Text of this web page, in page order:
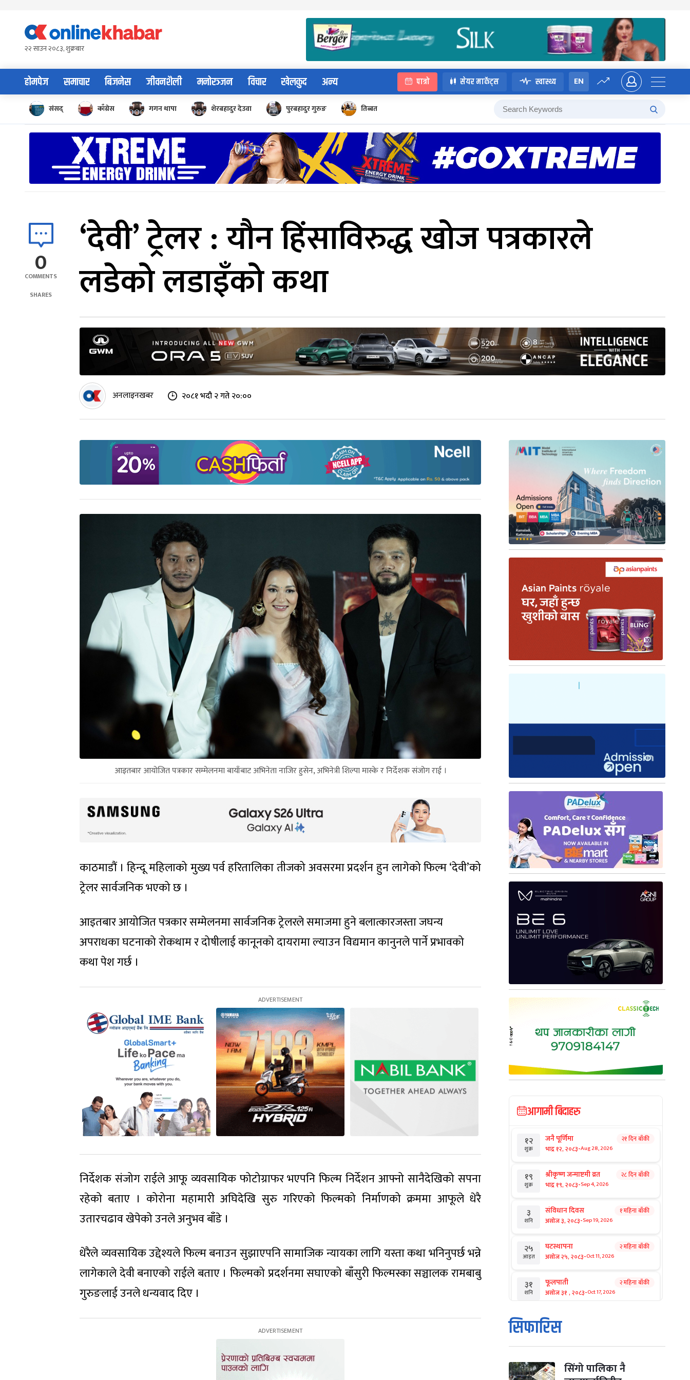
content२२ साउन २०८३, शुक्रबार
होमपेज समाचार बिजनेस जीवनशैली मनोरञ्जन विचार खेलकुद अन्य पात्रो सेयर मार्केट्स स्वास्थ्य EN
संसद् काँग्रेस गगन थापा शेरबहादुर देउवा पुरबहादुर गुरुङ तिब्बत
0
COMMENTS
SHARES
‘देवी’ ट्रेलर : यौन हिंसाविरुद्ध खोज पत्रकारले
लडेको लडाइँको कथा
अनलाइनखबर २०८१ भदौ २ गते २०:००
आइतबार आयोजित पत्रकार सम्मेलनमा बायाँबाट अभिनेता नाजिर हुसेन, अभिनेत्री शिल्पा मास्के र निर्देशक संजोग राई ।
काठमाडौं । हिन्दू महिलाको मुख्य पर्व हरितालिका तीजको अवसरमा प्रदर्शन हुन लागेको फिल्म ‘देवी’को
ट्रेलर सार्वजनिक भएको छ ।
आइतबार आयोजित पत्रकार सम्मेलनमा सार्वजनिक ट्रेलरले समाजमा हुने बलात्कारजस्ता जघन्य
अपराधका घटनाको रोकथाम र दोषीलाई कानूनको दायरामा ल्याउन विद्यमान कानुनले पार्ने प्रभावको
कथा पेश गर्छ ।
निर्देशक संजोग राईले आफू व्यवसायिक फोटोग्राफर भएपनि फिल्म निर्देशन आफ्नो सानैदेखिको सपना
रहेको बताए । कोरोना महामारी अघिदेखि सुरु गरिएको फिल्मको निर्माणको क्रममा आफूले धेरै
उतारचढाव खेपेको उनले अनुभव बाँडे ।
धेरैले व्यवसायिक उद्देश्यले फिल्म बनाउन सुझाएपनि सामाजिक न्यायका लागि यस्ता कथा भनिनुपर्छ भन्ने
लागेकाले देवी बनाएको राईले बताए । फिल्मको प्रदर्शनमा सघाएको बाँसुरी फिल्मस्का सञ्चालक रामबाबु
गुरुङलाई उनले धन्यवाद दिए ।
आगामी बिदाहरु
१२
शुक्र
जनै पूर्णिमा
भाद्र १२, २०८३-Aug 28, 2026
२१ दिन बाँकी
१९
शुक्र
श्रीकृष्ण जन्माष्टमी व्रत
भाद्र १९, २०८३-Sep 4, 2026
२८ दिन बाँकी
३
शनि
संविधान दिवस
असोज ३, २०८३-Sep 19, 2026
१ महिना बाँकी
२५
आइत
घटस्थापना
असोज २५, २०८३-Oct 11, 2026
२ महिना बाँकी
३१
शनि
फूलपाती
असोज ३१ , २०८३-Oct 17, 2026
२ महिना बाँकी
१
आइत
कार्तिक सङ्क्रान्ति
कार्तिक १, २०८३
मंगल कार्तिक ३, २०८३- Oct 20, 2026
सिफारिस
सिंगो पालिका नै